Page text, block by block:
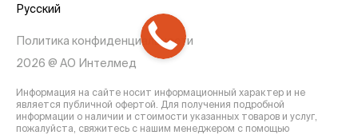
Русский
Политика конфиденциальности
2026 @ АО Интелмед
Информация на сайте носит информационный характер и не
является публичной офертой. Для получения подробной
информации о наличии и стоимости указанных товаров и услуг,
пожалуйста, свяжитесь с нашим менеджером с помощью